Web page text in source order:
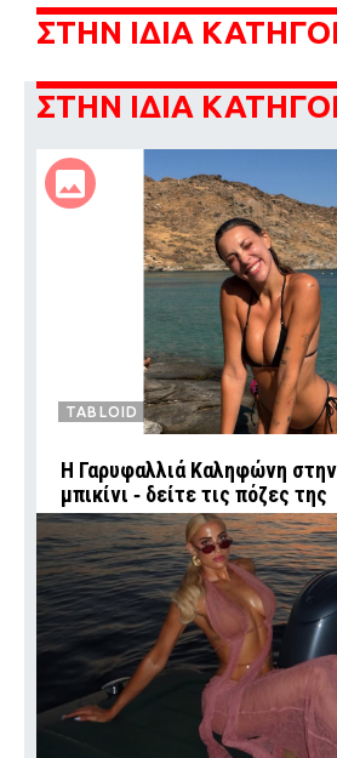
ΣΤΗΝ ΙΔΙΑ
ΣΤΗΝ ΙΔΙΑ
TABLOID
Η Γαρυφαλλιά Καληφώνη
μπικίνι ‑ δείτε τις πόζες της